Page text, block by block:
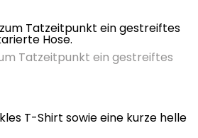
Tatzeitpunkt ein gestreiftes